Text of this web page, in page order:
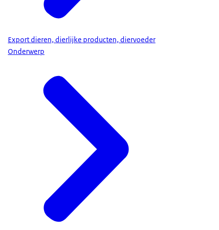
Export dieren, dierlijke producten, diervoeder
Onderwerp